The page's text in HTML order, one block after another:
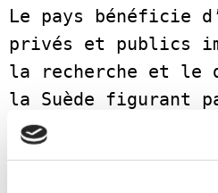
Le pays bénéficie
privés et publics
la recherche et le
la Suède figurant
les plus généreux